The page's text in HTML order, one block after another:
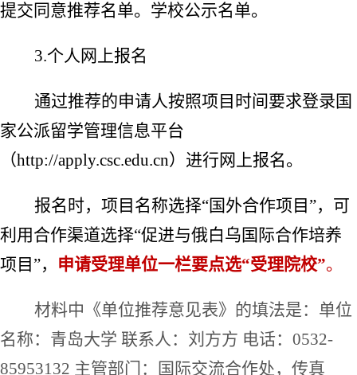
提交同意推荐名单。学校公示名单。
3.个人网上报名
通过推荐的申请人按照项目时间要求登录国
家公派留学管理信息平台
（http://apply.csc.edu.cn）进行网上报名。
报名时，项目名称选择“国外合作项目 ”，可
利用合作渠道选择“促进与俄白乌国际合作培养
项目 ”， 申请受理单位一栏要点选“受理院校”。
材料中《单位推荐意见表》的填法是：单位
名称：青岛大学 联系人：刘方方 电话： 0532-
85953132 主管部门：国际交流合作处，传真